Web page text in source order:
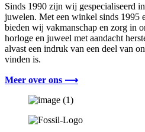
Sinds 1990 zijn wij gespecialiseerd
juwelen. Met een winkel sinds 1995
bieden wij vakmanschap en zorg in
horloge en juweel met aandacht
alvast een indruk van een deel van
vinden is.
Meer over ons ⟶